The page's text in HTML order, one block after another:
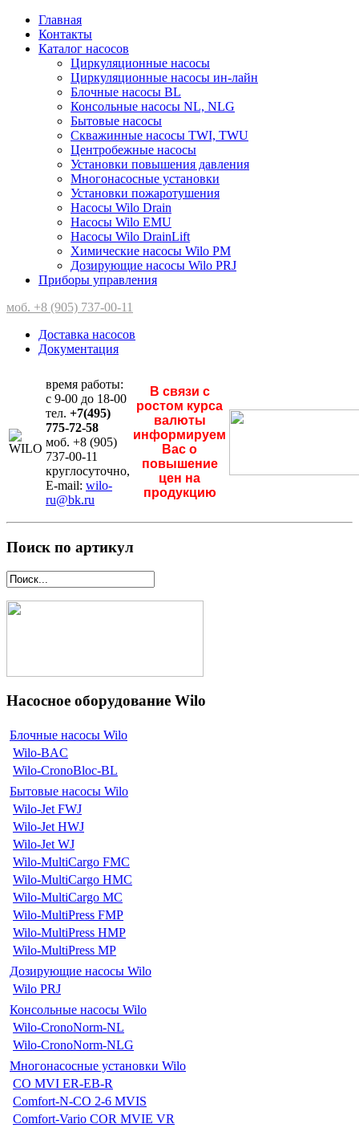
Главная
Контакты
Каталог насосов
Циркуляционные насосы
Циркуляционные насосы ин-лайн
Блочные насосы BL
Консольные насосы NL, NLG
Бытовые насосы
Скважинные насосы TWI, TWU
Центробежные насосы
Установки повышения давления
Многонасосные установки
Установки пожаротушения
Насосы Wilo Drain
Насосы Wilo EMU
Насосы Wilo DrainLift
Химические насосы Wilo PM
Дозирующие насосы Wilo PRJ
Приборы управления
моб. +8 (905) 737-00-11
Доставка насосов
Документация
время работы:
с 9-00 до 18-00
тел. +7(495)
775-72-58
моб. +8 (905)
737-00-11
круглосуточно,
E-mail: wilo-
ru@bk.ru
В связи с
ростом курса
валюты
информируем
Вас о
повышение
цен на
продукцию
Поиск по артикул
Насосное оборудование Wilo
Блочные насосы Wilo
Wilo-BAC
Wilo-CronoBloc-BL
Бытовые насосы Wilo
Wilo-Jet FWJ
Wilo-Jet HWJ
Wilo-Jet WJ
Wilo-MultiCargo FMC
Wilo-MultiCargo HMC
Wilo-MultiCargo MC
Wilo-MultiPress FMP
Wilo-MultiPress HMP
Wilo-MultiPress MP
Дозирующие насосы Wilo
Wilo PRJ
Консольные насосы Wilo
Wilo-CronoNorm-NL
Wilo-CronoNorm-NLG
Многонасосные установки Wilo
CO MVI ER-EB-R
Comfort-N-CO 2-6 MVIS
Comfort-Vario COR MVIE VR